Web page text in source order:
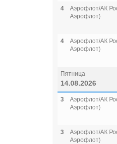
4
Аэрофлот/АК
Аэрофлот)
4
Аэрофлот/АК
Аэрофлот)
Пятница
14.08.2026
3
Аэрофлот/АК
Аэрофлот)
3
Аэрофлот/АК
Аэрофлот)